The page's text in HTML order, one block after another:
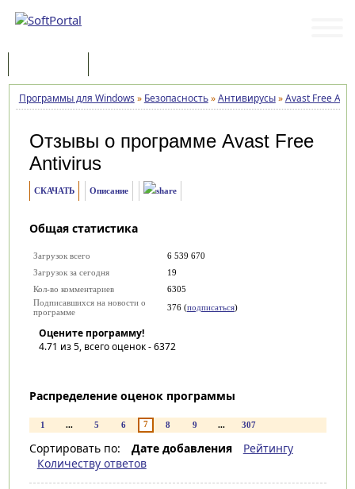
Программы для Windows » Безопасность»Антивирусы»Avast Free
Отзывы о программе Avast Free
Antivirus
СКАЧАТЬ Описание
Общая статистика
Загрузок всего
6 539 670
Загрузок за сегодня
19
Кол-во комментариев
6305
Подписавшихся на новости о
программе
376 (подписаться)
Оцените программу!
4.71 из 5, всего оценок -6372
Распределение оценок программы
1 ... 5 6 7 8 9 ... 307
Сортировать по: Дате добавления
Рейтингу
Количеству ответов